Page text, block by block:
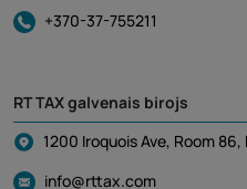
+370-37-755211
RT TAX galvenais birojs
1200 Iroquois Ave, Room
info@rttax.com